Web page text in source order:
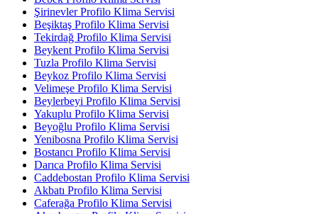
Şirinevler Profilo Klima Servisi
Beşiktaş Profilo Klima Servisi
Tekirdağ Profilo Klima Servisi
Beykent Profilo Klima Servisi
Tuzla Profilo Klima Servisi
Beykoz Profilo Klima Servisi
Velimeşe Profilo Klima Servisi
Beylerbeyi Profilo Klima Servisi
Yakuplu Profilo Klima Servisi
Beyoğlu Profilo Klima Servisi
Yenibosna Profilo Klima Servisi
Bostancı Profilo Klima Servisi
Darıca Profilo Klima Servisi
Caddebostan Profilo Klima Servisi
Akbatı Profilo Klima Servisi
Caferağa Profilo Klima Servisi